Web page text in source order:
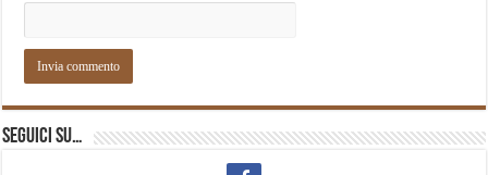
Seguici su…